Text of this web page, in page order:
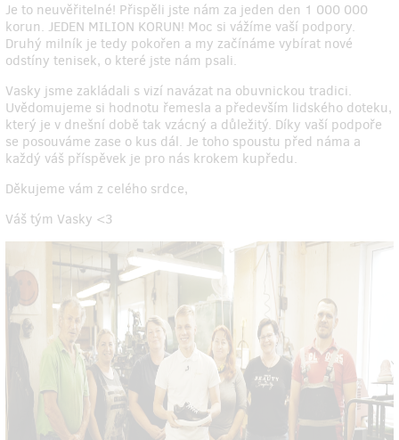
Je to neuvěřitelné! Přispěli jste nám za jeden den 1 000 000
korun. JEDEN MILION KORUN! Moc si vážíme vaší podpory.
Druhý milník je tedy pokořen a my začínáme vybírat nové
odstíny tenisek, o které jste nám psali.
Vasky jsme zakládali s vizí navázat na obuvnickou tradici.
Uvědomujeme si hodnotu řemesla a především lidského doteku,
který je v dnešní době tak vzácný a důležitý. Díky vaší podpoře
se posouváme zase o kus dál. Je toho spoustu před náma a
každý váš příspěvek je pro nás krokem kupředu.
Děkujeme vám z celého srdce,
Váš tým Vasky <3